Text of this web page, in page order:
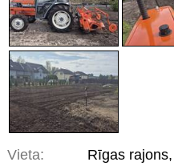
Vieta:
Rīgas